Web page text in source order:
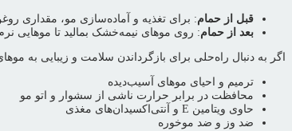
قبل از حمام: برای تغذیه و آماده‌سازی مو، مقداری
بعد از حمام: روی موهای نیمه‌خشک بمالید تا موهایی
اگر به دنبال راه‌حلی برای بازگرداندن سلامت و زیبایی به
ترمیم و احیای موهای آسیب‌دیده
محافظت در برابر حرارت ناشی از سشوار و اتو مو
حاوی ویتامین E و آنتی‌اکسیدان‌های مغذی
ضد وز و ضد موخوره